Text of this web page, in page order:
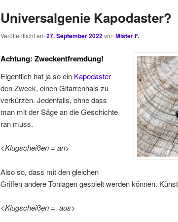
Universalgenie Kapodaster?
Veröffentlicht am 27. September 2022von Mister F.
Achtung: Zweckentfremdung!
Eigentlich hat ja so ein Kapodaster
den Zweck, einen Gitarrenhals zu
verkürzen. Jedenfalls, ohne dass
man mit der Säge an die Geschichte
ran muss.
<Klugscheißen = an>
Also so, dass mit den gleichen
Griffen andere Tonlagen gespielt werden können.
<Klugscheißen = aus>